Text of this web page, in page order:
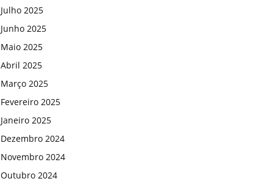
Julho 2025
Junho 2025
Maio 2025
Abril 2025
Março 2025
Fevereiro 2025
Janeiro 2025
Dezembro 2024
Novembro 2024
Outubro 2024